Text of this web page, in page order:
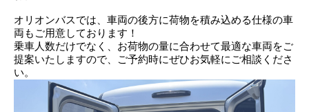
オリオンバスでは、車両の後方に荷物を積み込める仕様の車
両もご用意しております！
乗車人数だけでなく、お荷物の量に合わせて最適な車両をご
提案いたしますので、ご予約時にぜひお気軽にご相談くださ
い。